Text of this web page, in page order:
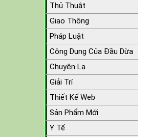
Thủ Thuật
Giao Thông
Pháp Luật
Công Dụng Của Đầu Dừa
Chuyện Lạ
Giải Trí
Thiết Kế Web
Sản Phẩm Mới
Y Tế